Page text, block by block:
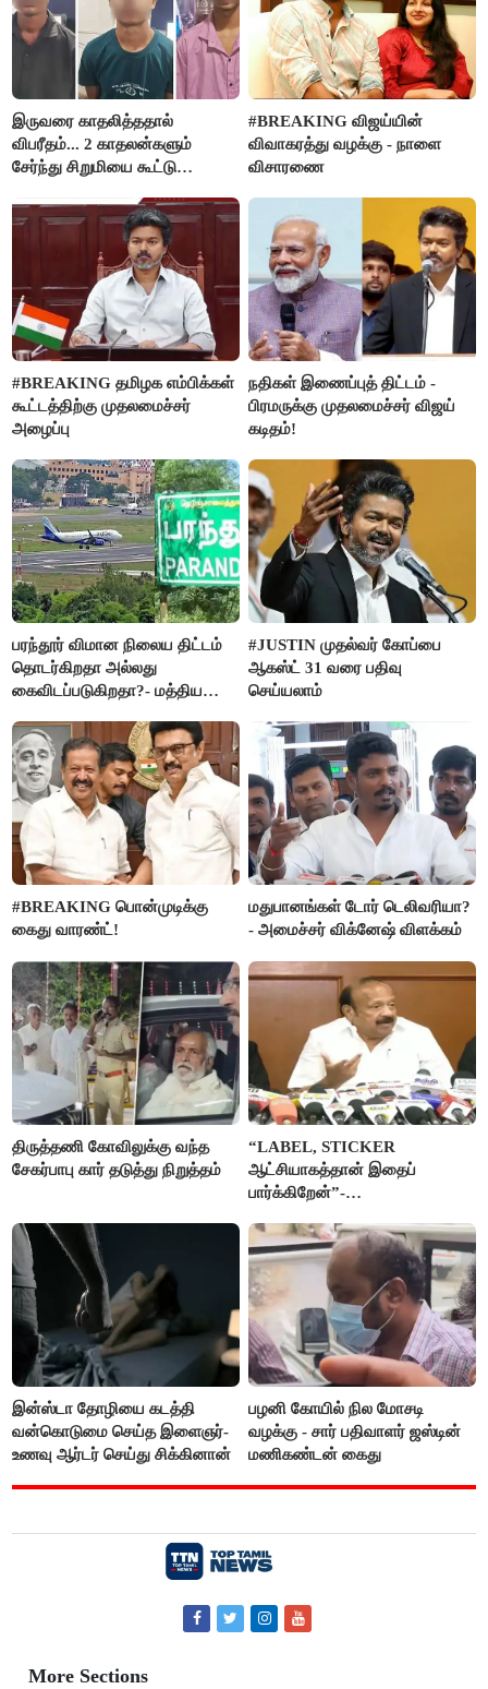
இருவரை காதலித்ததால்
விபரீதம்... 2 காதலன்களும்
சேர்ந்து சிறுமியை கூட்டு
செய்த கொடூரம்
#BREAKING விஜய்யின்
விவாகரத்து வழக்கு - நாளை
விசாரணை
#BREAKING தமிழக எம்பிக்கள்
கூட்டத்திற்கு முதலமைச்சர்
அழைப்பு
நதிகள் இணைப்புத் திட்டம் -
பிரமருக்கு முதலமைச்சர் விஜய்
கடிதம்!
பரந்தூர் விமான நிலைய திட்டம்
தொடர்கிறதா அல்லது
கைவிடப்படுகிறதா?- மத்திய
#JUSTIN முதல்வர் கோப்பை
ஆகஸ்ட் 31 வரை பதிவு
செய்யலாம்
#BREAKING பொன்முடிக்கு
கைது வாரண்ட்!
மதுபானங்கள் டோர் டெலிவரியா?
- அமைச்சர் விக்னேஷ் விளக்கம்
திருத்தணி கோவிலுக்கு வந்த
சேகர்பாபு கார் தடுத்து நிறுத்தம்
“LABEL, STICKER
ஆட்சியாகத்தான் இதைப்
பார்க்கிறேன்”-
இன்ஸ்டா தோழியை கடத்தி
வன்கொடுமை செய்த இளைஞர்-
உணவு ஆர்டர் செய்து சிக்கினான்
பழனி கோயில் நில மோசடி
வழக்கு - சார் பதிவாளர் ஜஸ்டின்
மணிகண்டன் கைது
More Sections